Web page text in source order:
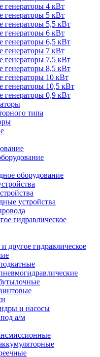
генераторы 4 кВт
генераторы 5 кВт
генераторы 5,5 кВт
генераторы 6 кВт
генераторы 6,5 кВт
генераторы 7 кВт
генераторы 7,5 кВт
генераторы 8,5 кВт
генераторы 10 кВт
генераторы 10,5 кВт
генераторы 0,9 кВт
типа
оборудование
устройства
гидравлическое
другое гидравлическое
и насосы
а/м